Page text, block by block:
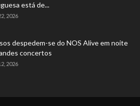
está de...
2026
despedem-se do NOS Alive em noite
concertos
2026